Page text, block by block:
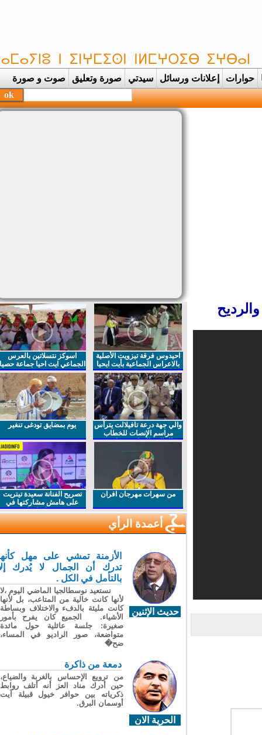
حوارات إعلانات ورسائل سيدتي صورة وتعليق صوت و صورة
احيدوس فرقة تيزويت الأصلية
بالاعراس الجماعية بأيت ايحيا
اسوكز نتسلاتين بالعرس
الجماعي ايت احيا جماعة حصيا
والي جهة درعة تافيلالت يترأس
مراسم الإنصات للخطاب
الملكي السامي بمناسبة
يوم بمضايق تودغى تنغير
من سهرات مهرجان افران
تصريح الفنانة سعيدة تيتريت
على هامش مشاركتها في
مهرجان افران
أعمدة الرأي
حديث الإثنين
الأزمنة تمشي على مهل كأنها
تدرك أن الجمال لا يُدرك إلا
بالتأمل في الكل .
نستعيد نوسطالجيا الماضي اليوم ،لا
لأنها كانت خالية من المتاعب، بل لأنها
كانت مليئة بالدفء والاختلاف وبساطة
الأشياء. الجميع كان يفرح بأمور
صغيرة: جلسة عائلية حول مائدة
متواضعة، صور الراديو في المساء،
ضح�
الحرية الان
دمعة من ذاكرة
من ترويع الإحساس بالغربة والضياع،
حين أدرك مناد العز أنه أتلف روابط
ذكرياته بين حوافر خيول قبيلة آيت
أوسمان البرق.